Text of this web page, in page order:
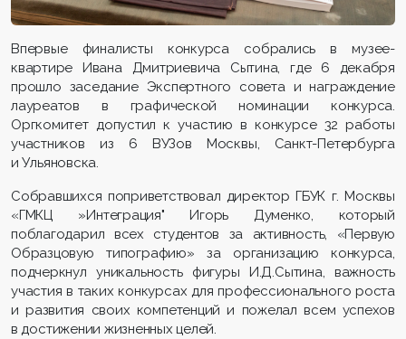
Впервые финалисты конкурса собрались в музее-
квартире Ивана Дмитриевича Сытина, где 6 декабря
прошло заседание Экспертного совета и награждение
лауреатов в графической номинации конкурса.
Оргкомитет допустил к участию в конкурсе 32 работы
участников из 6 ВУЗов Москвы, Санкт-Петербурга
и Ульяновска.
Собравшихся поприветствовал директор ГБУК г. Москвы
«ГМКЦ »Интеграция" Игорь Думенко, который
поблагодарил всех студентов за активность, «Первую
Образцовую типографию» за организацию конкурса,
подчеркнул уникальность фигуры И.Д.Сытина, важность
участия в таких конкурсах для профессионального роста
и развития своих компетенций и пожелал всем успехов
в достижении жизненных целей.